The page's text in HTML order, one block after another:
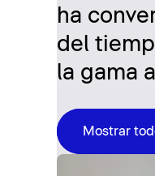
ha
del
la gama
Mostrar